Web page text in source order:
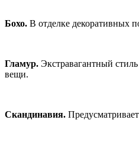
Бохо. В отделке декоративных
Гламур. Экстравагантный
вещи.
Скандинавия.